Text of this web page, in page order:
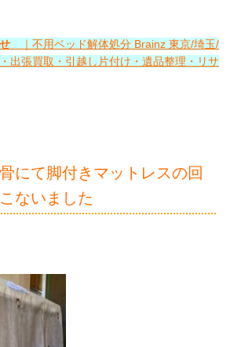
｜不用ベッド解体処分 Brainz 東京/埼玉/
出張買取・引越し片付け・遺品整理・リサ
にて脚付きマットレスの回
ないました